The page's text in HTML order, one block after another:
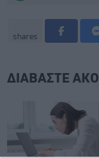
shares
ΔΙΑΒΑΣΤΕ